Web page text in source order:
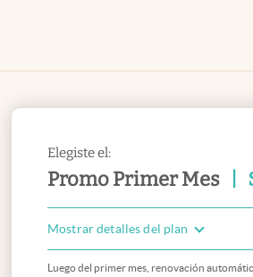
Elegiste el:
Promo Primer Mes
Mostrar detalles del plan
Luego del primer mes, renovación